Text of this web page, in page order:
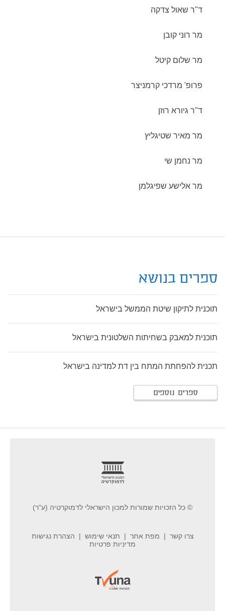
ד"ר שאול צדקה
מר רוני קובן
מר שלום קיטל
פרופ' מרדכי קרמניצר
ד"ר גיורא רוזן
מר מאיר שטיגליץ
מר נחמן שי
מר אלישע שפיגלמן
ספרים בנושא
תוכנית לתיקון שיטת הממשל בישראל
תוכנית למאבק בשחיתות השלטונית בישראל
תכנית להפחתת המתח בין דת למדינה בישראל
ספרים נוספים
© כל הזכויות שמורות למכון הישראלי לדמוקרטיה (ע"ר)
צרו קשר מפת אתר תנאי שימוש
הצהרת נגישות
מדיניות פרטיות